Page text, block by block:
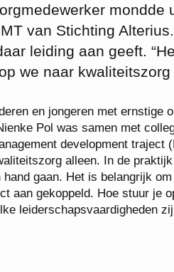
mondde
van Stichting
leiding aan geeft.
we naar kwaliteitszorg
en jongeren met ernstige
Pol was samen met
development traject
alleen. In de
gaan. Het is belangrijk
aan gekoppeld. Hoe stuur je
leiderschapsvaardigheden